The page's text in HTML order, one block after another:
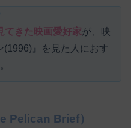
てきた映画愛好家が、映
(1996)』を見た人におす
Pelican Brief）